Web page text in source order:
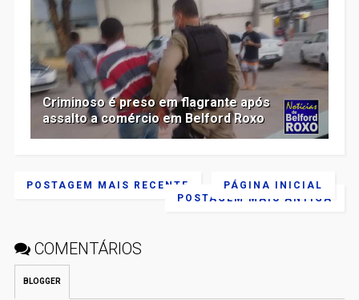
Criminoso é preso em flagrante após
assalto a comércio em Belford Roxo
POSTAGEM MAIS RECENTE
POSTAGEM MAIS ANTIGA
PÁGINA INICIAL
COMENTÁRIOS
BLOGGER